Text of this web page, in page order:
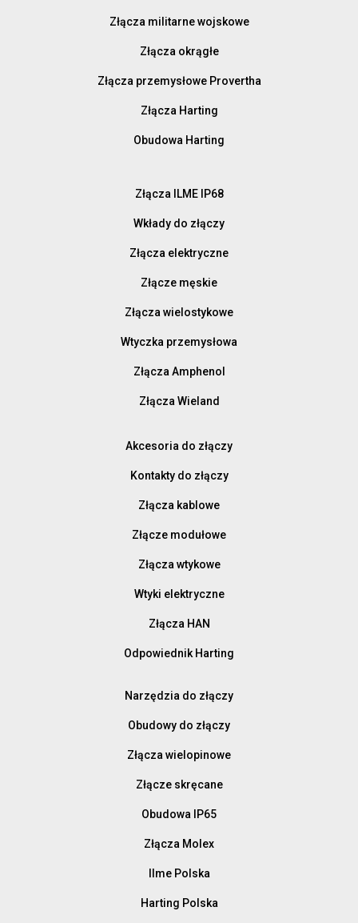
Złącza militarne wojskowe
Złącza okrągłe
Złącza przemysłowe Provertha
Złącza Harting
Obudowa Harting
Złącza ILME IP68
Wkłady do złączy
Złącza elektryczne
Złącze męskie
Złącza wielostykowe
Wtyczka przemysłowa
Złącza Amphenol
Złącza Wieland
Akcesoria do złączy
Kontakty do złączy
Złącza kablowe
Złącze modułowe
Złącza wtykowe
Wtyki elektryczne
Złącza HAN
Odpowiednik Harting
Narzędzia do złączy
Obudowy do złączy
Złącza wielopinowe
Złącze skręcane
Obudowa IP65
Złącza Molex
Ilme Polska
Harting Polska